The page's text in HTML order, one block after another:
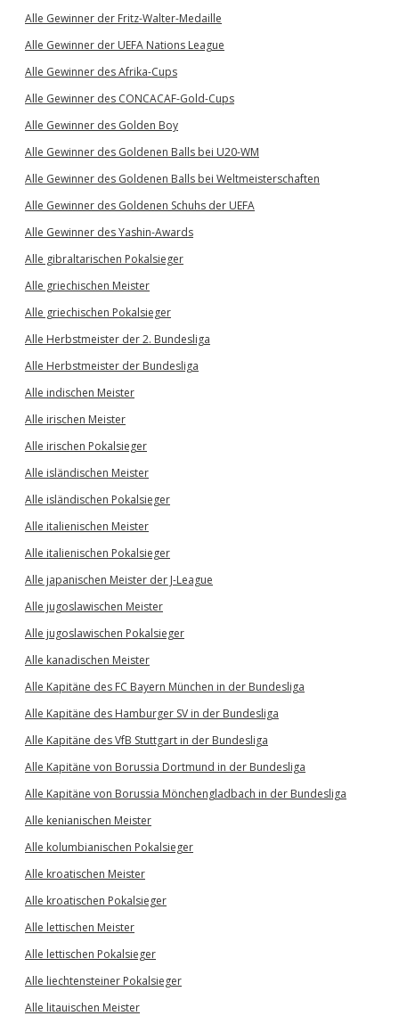
Alle Gewinner der Fritz-Walter-Medaille
Alle Gewinner der UEFA Nations League
Alle Gewinner des Afrika-Cups
Alle Gewinner des CONCACAF-Gold-Cups
Alle Gewinner des Golden Boy
Alle Gewinner des Goldenen Balls bei U20-WM
Alle Gewinner des Goldenen Balls bei Weltmeisterschaften
Alle Gewinner des Goldenen Schuhs der UEFA
Alle Gewinner des Yashin-Awards
Alle gibraltarischen Pokalsieger
Alle griechischen Meister
Alle griechischen Pokalsieger
Alle Herbstmeister der 2. Bundesliga
Alle Herbstmeister der Bundesliga
Alle indischen Meister
Alle irischen Meister
Alle irischen Pokalsieger
Alle isländischen Meister
Alle isländischen Pokalsieger
Alle italienischen Meister
Alle italienischen Pokalsieger
Alle japanischen Meister der J-League
Alle jugoslawischen Meister
Alle jugoslawischen Pokalsieger
Alle kanadischen Meister
Alle Kapitäne des FC Bayern München in der Bundesliga
Alle Kapitäne des Hamburger SV in der Bundesliga
Alle Kapitäne des VfB Stuttgart in der Bundesliga
Alle Kapitäne von Borussia Dortmund in der Bundesliga
Alle Kapitäne von Borussia Mönchengladbach in der Bundesliga
Alle kenianischen Meister
Alle kolumbianischen Pokalsieger
Alle kroatischen Meister
Alle kroatischen Pokalsieger
Alle lettischen Meister
Alle lettischen Pokalsieger
Alle liechtensteiner Pokalsieger
Alle litauischen Meister